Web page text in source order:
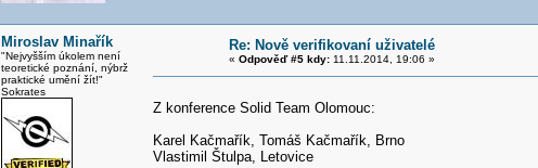
Miroslav Minařík
"Nejvyšším úkolem není
teoretické poznání, nýbrž
praktické umění žít!"
Sokrates
Re: Nově verifikovaní uživatelé
« Odpověď #5 kdy:11.11.2014, 19:06 »
Z konference Solid Team Olomouc:
Karel Kačmařík, Tomáš Kačmařík, Brno
Vlastimil Štulpa, Letovice